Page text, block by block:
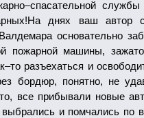
днях ваш автор
основательно
пожарной машины,
разъехаться и
бордюр, понятно, не
все прибывали новые
выбрались и помчались